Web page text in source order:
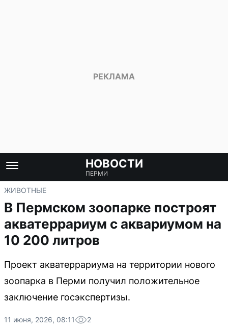
НОВОСТИ
ПЕРМИ
ЖИВОТНЫЕ
В Пермском зоопарке построят
акватеррариум с аквариумом на
10 200 литров
Проект акватеррариума на территории нового
зоопарка в Перми получил положительное
заключение госэкспертизы.
11 июня, 2026, 08:11 2